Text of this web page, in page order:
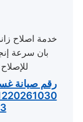
خدمة اصلاح
بان سرعة
رقم صيانة